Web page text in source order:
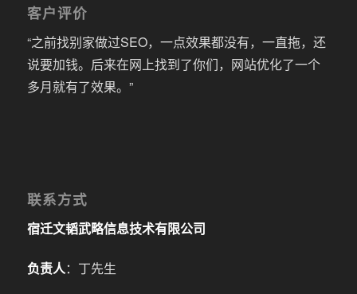
客户评价
“之前找别家做过SEO，一点效果都没有，一直拖，还
说要加钱。后来在网上找到了你们，网站优化了一个
多月就有了效果。”
联系方式
宿迁文韬武略信息技术有限公司
负责人：丁先生